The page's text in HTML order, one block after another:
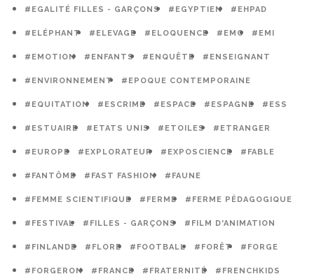
#EGALITÉ FILLES - GARÇONS #EGYPTIEN #EHPAD
#ELÉPHANT #ELEVAGE #ELOQUENCE #EMC #EMI
#EMOTION #ENFANTS #ENQUÊTE #ENSEIGNANT
#ENVIRONNEMENT #EPOQUE CONTEMPORAINE
#EQUITATION #ESCRIME #ESPACE #ESPAGNE #ESS
#ESTUAIRE #ETATS UNIS #ETOILES #ETRANGER
#EUROPE #EXPLORATEUR #EXPOSCIENCE #FABLE
#FANTÔME #FAST FASHION #FAUNE
#FEMME SCIENTIFIQUE #FERME #FERME PÉDAGOGIQUE
#FESTIVAL #FILLES - GARÇONS #FILM D'ANIMATION
#FINLANDE #FLORE #FOOTBALL #FORÊT #FORGE
#FORGERON #FRANCE #FRATERNITÉ #FRENCHKIDS